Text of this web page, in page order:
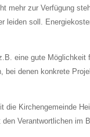
mehr zur Verfügung
leiden soll.
eine gute Möglichkeit
bei denen konkrete
Kirchengemeinde
Verantwortlichen im